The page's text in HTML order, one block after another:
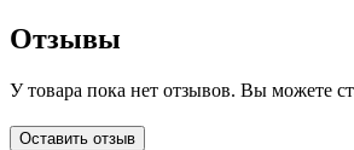
Отзывы
У товара пока нет отзывов. Вы можете
Оставить отзыв